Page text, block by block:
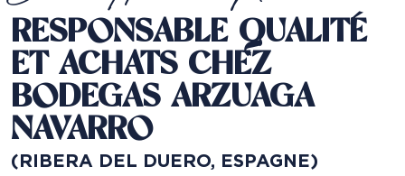
RESPONSABLE QUALITÉ
ET ACHATS CHEZ
BODEGAS ARZUAGA
NAVARRO
(RIBERA DEL DUERO, ESPAGNE)